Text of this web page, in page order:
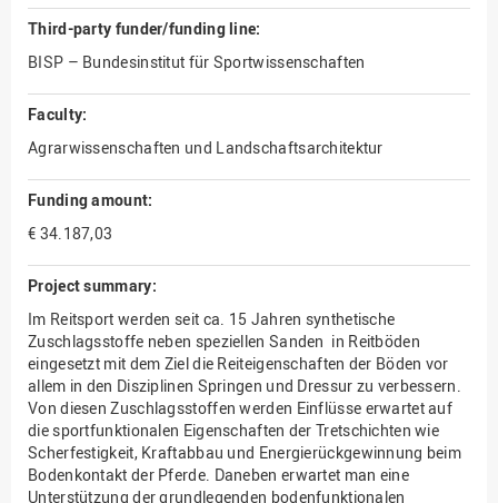
Third-party funder/funding line:
BISP – Bundesinstitut für Sportwissenschaften
Faculty:
Agrarwissenschaften und Landschaftsarchitektur
Funding amount:
€ 34.187,03
Project summary:
Im Reitsport werden seit ca. 15 Jahren synthetische
Zuschlagsstoffe neben speziellen Sanden in Reitböden
eingesetzt mit dem Ziel die Reiteigenschaften der Böden vor
allem in den Disziplinen Springen und Dressur zu verbessern.
Von diesen Zuschlagsstoffen werden Einflüsse erwartet auf
die sportfunktionalen Eigenschaften der Tretschichten wie
Scherfestigkeit, Kraftabbau und Energierückgewinnung beim
Bodenkontakt der Pferde. Daneben erwartet man eine
Unterstützung der grundlegenden bodenfunktionalen